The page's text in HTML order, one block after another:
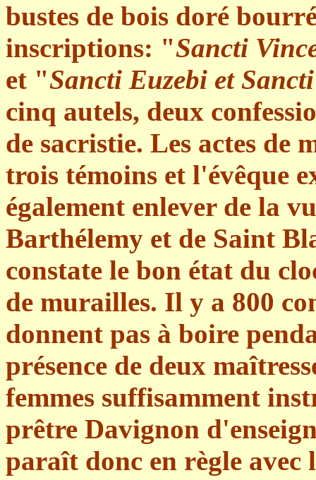
bustes de bois doré
inscriptions: "Sancti
et "Sancti Euzebi et
cinq autels, deux
de sacristie. Les actes de
trois témoins et l'évêque
également enlever de la
Barthélemy et de Saint
constate le bon état du
de murailles. Il y a 800
donnent pas à boire
présence de deux
femmes suffisamment
prêtre Davignon
paraît donc en règle avec